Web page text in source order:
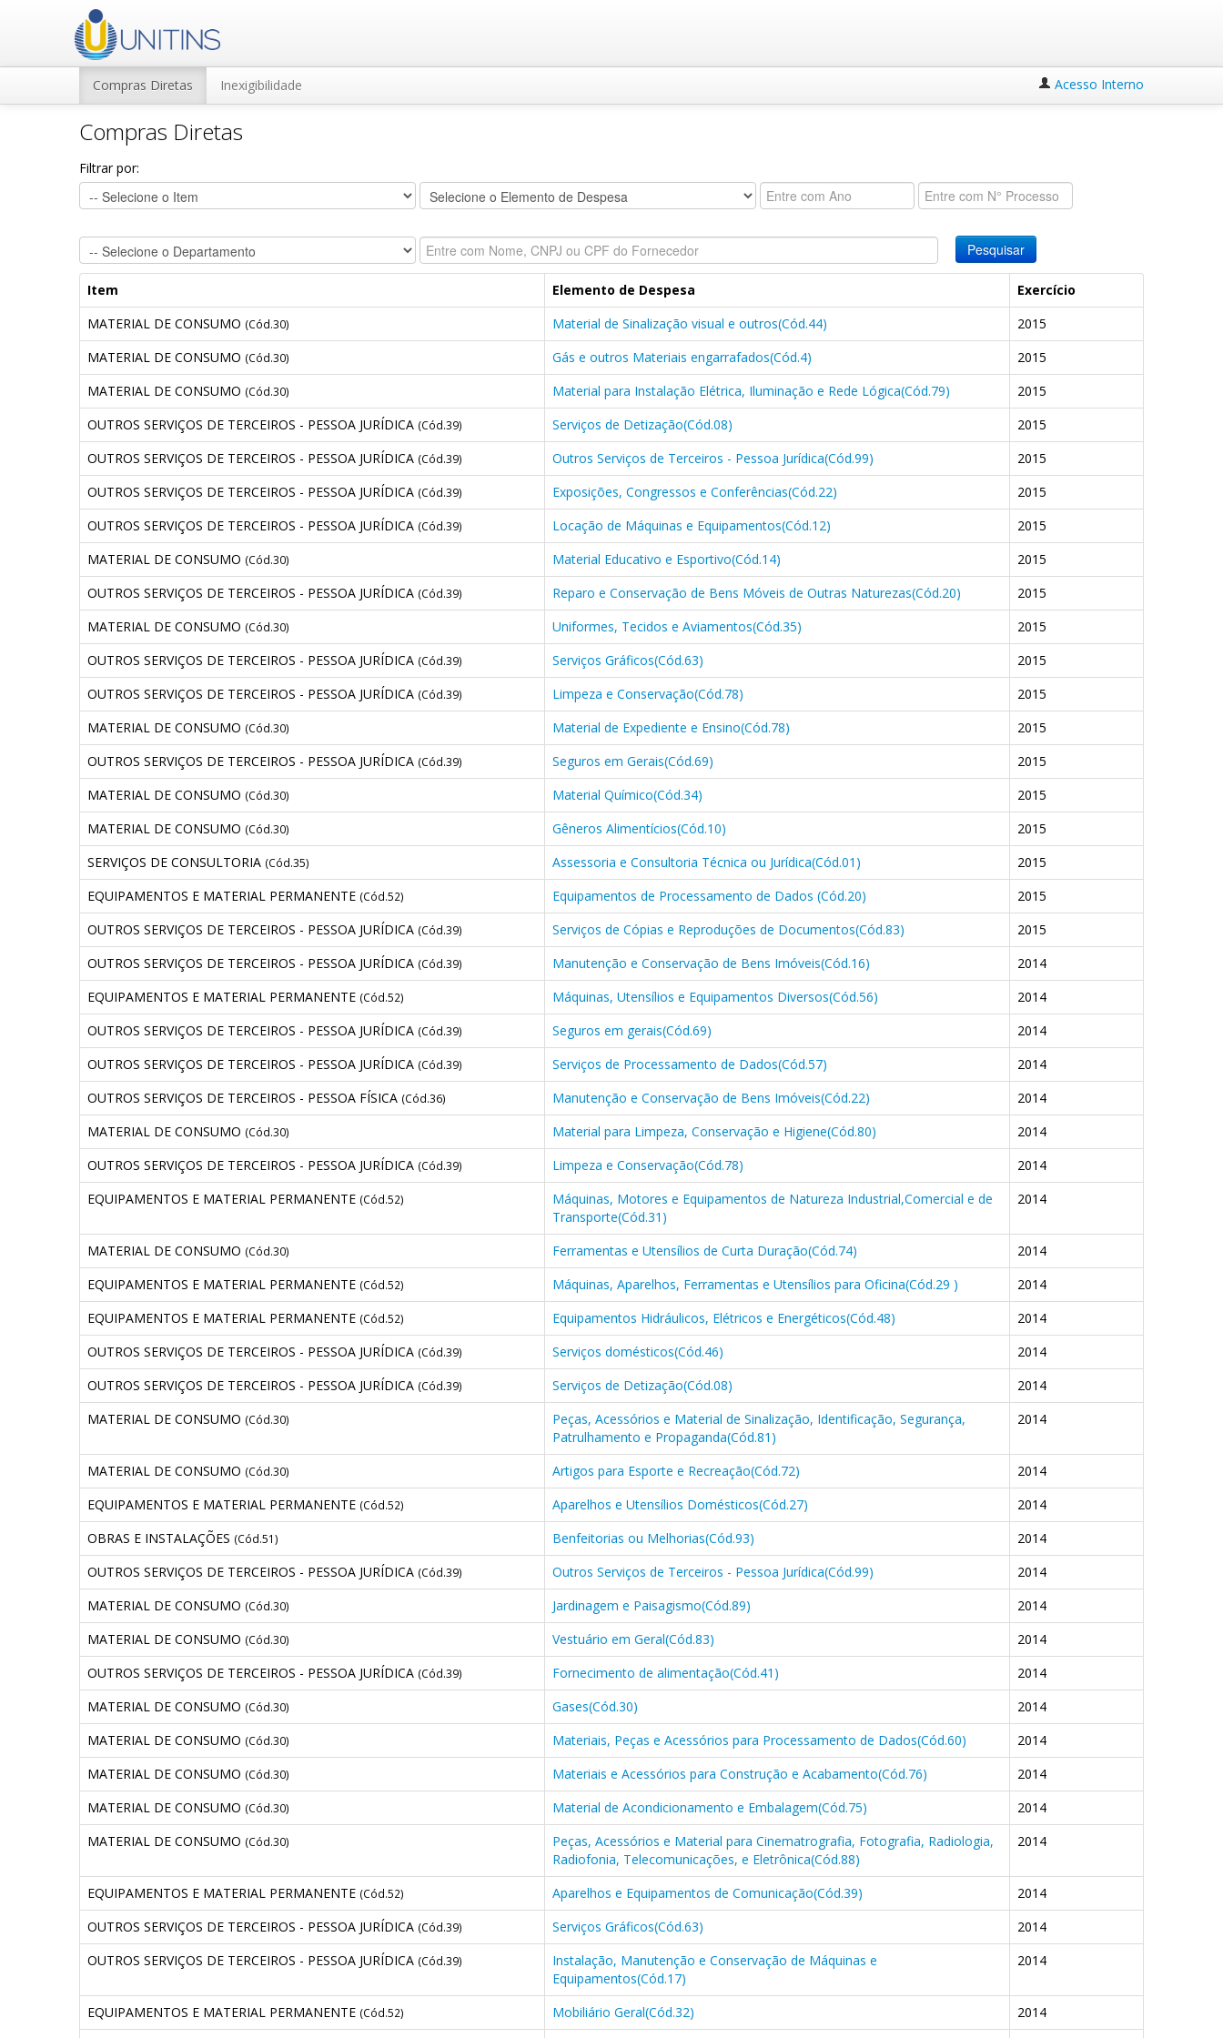
Compras Diretas Inexigibilidade Acesso Interno
Compras Diretas
Filtrar por:
Pesquisar
Item Elemento de Despesa
Exercício
MATERIAL DE CONSUMO (Cód.30) Material de Sinalização visual e outros(Cód.44)
2015
MATERIAL DE CONSUMO (Cód.30) Gás e outros Materiais engarrafados(Cód.4)
2015
MATERIAL DE CONSUMO (Cód.30) Material para Instalação Elétrica, Iluminação e Rede Lógica(Cód.79)
2015
OUTROS SERVIÇOS DE TERCEIROS - PESSOA JURÍDICA (Cód.39) Serviços de Detização(Cód.08)
2015
OUTROS SERVIÇOS DE TERCEIROS - PESSOA JURÍDICA (Cód.39) Outros Serviços de Terceiros - Pessoa Jurídica(Cód.99)
2015
OUTROS SERVIÇOS DE TERCEIROS - PESSOA JURÍDICA (Cód.39) Exposições, Congressos e Conferências(Cód.22)
2015
OUTROS SERVIÇOS DE TERCEIROS - PESSOA JURÍDICA (Cód.39) Locação de Máquinas e Equipamentos(Cód.12)
2015
MATERIAL DE CONSUMO (Cód.30) Material Educativo e Esportivo(Cód.14)
2015
OUTROS SERVIÇOS DE TERCEIROS - PESSOA JURÍDICA (Cód.39) Reparo e Conservação de Bens Móveis de Outras Naturezas(Cód.20)
2015
MATERIAL DE CONSUMO (Cód.30) Uniformes, Tecidos e Aviamentos(Cód.35)
2015
OUTROS SERVIÇOS DE TERCEIROS - PESSOA JURÍDICA (Cód.39) Serviços Gráficos(Cód.63)
2015
OUTROS SERVIÇOS DE TERCEIROS - PESSOA JURÍDICA (Cód.39) Limpeza e Conservação(Cód.78)
2015
MATERIAL DE CONSUMO (Cód.30) Material de Expediente e Ensino(Cód.78)
2015
OUTROS SERVIÇOS DE TERCEIROS - PESSOA JURÍDICA (Cód.39) Seguros em Gerais(Cód.69)
2015
MATERIAL DE CONSUMO (Cód.30) Material Químico(Cód.34)
2015
MATERIAL DE CONSUMO (Cód.30) Gêneros Alimentícios(Cód.10)
2015
SERVIÇOS DE CONSULTORIA (Cód.35) Assessoria e Consultoria Técnica ou Jurídica(Cód.01)
2015
EQUIPAMENTOS E MATERIAL PERMANENTE (Cód.52) Equipamentos de Processamento de Dados (Cód.20)
2015
OUTROS SERVIÇOS DE TERCEIROS - PESSOA JURÍDICA (Cód.39) Serviços de Cópias e Reproduções de Documentos(Cód.83)
2015
OUTROS SERVIÇOS DE TERCEIROS - PESSOA JURÍDICA (Cód.39) Manutenção e Conservação de Bens Imóveis(Cód.16)
2014
EQUIPAMENTOS E MATERIAL PERMANENTE (Cód.52) Máquinas, Utensílios e Equipamentos Diversos(Cód.56)
2014
OUTROS SERVIÇOS DE TERCEIROS - PESSOA JURÍDICA (Cód.39) Seguros em gerais(Cód.69)
2014
OUTROS SERVIÇOS DE TERCEIROS - PESSOA JURÍDICA (Cód.39) Serviços de Processamento de Dados(Cód.57)
2014
OUTROS SERVIÇOS DE TERCEIROS - PESSOA FÍSICA (Cód.36) Manutenção e Conservação de Bens Imóveis(Cód.22)
2014
MATERIAL DE CONSUMO (Cód.30) Material para Limpeza, Conservação e Higiene(Cód.80)
2014
OUTROS SERVIÇOS DE TERCEIROS - PESSOA JURÍDICA (Cód.39) Limpeza e Conservação(Cód.78)
2014
EQUIPAMENTOS E MATERIAL PERMANENTE (Cód.52)
Máquinas, Motores e Equipamentos de Natureza Industrial,Comercial e de
Transporte(Cód.31)
2014
MATERIAL DE CONSUMO (Cód.30) Ferramentas e Utensílios de Curta Duração(Cód.74)
2014
EQUIPAMENTOS E MATERIAL PERMANENTE (Cód.52) Máquinas, Aparelhos, Ferramentas e Utensílios para Oficina(Cód.29 )
2014
EQUIPAMENTOS E MATERIAL PERMANENTE (Cód.52) Equipamentos Hidráulicos, Elétricos e Energéticos(Cód.48)
2014
OUTROS SERVIÇOS DE TERCEIROS - PESSOA JURÍDICA (Cód.39) Serviços domésticos(Cód.46)
2014
OUTROS SERVIÇOS DE TERCEIROS - PESSOA JURÍDICA (Cód.39) Serviços de Detização(Cód.08)
2014
MATERIAL DE CONSUMO (Cód.30)
Peças, Acessórios e Material de Sinalização, Identificação, Segurança,
Patrulhamento e Propaganda(Cód.81)
2014
MATERIAL DE CONSUMO (Cód.30) Artigos para Esporte e Recreação(Cód.72)
2014
EQUIPAMENTOS E MATERIAL PERMANENTE (Cód.52) Aparelhos e Utensílios Domésticos(Cód.27)
2014
OBRAS E INSTALAÇÕES (Cód.51) Benfeitorias ou Melhorias(Cód.93)
2014
OUTROS SERVIÇOS DE TERCEIROS - PESSOA JURÍDICA (Cód.39) Outros Serviços de Terceiros - Pessoa Jurídica(Cód.99)
2014
MATERIAL DE CONSUMO (Cód.30) Jardinagem e Paisagismo(Cód.89)
2014
MATERIAL DE CONSUMO (Cód.30) Vestuário em Geral(Cód.83)
2014
OUTROS SERVIÇOS DE TERCEIROS - PESSOA JURÍDICA (Cód.39) Fornecimento de alimentação(Cód.41)
2014
MATERIAL DE CONSUMO (Cód.30) Gases(Cód.30)
2014
MATERIAL DE CONSUMO (Cód.30) Materiais, Peças e Acessórios para Processamento de Dados(Cód.60)
2014
MATERIAL DE CONSUMO (Cód.30) Materiais e Acessórios para Construção e Acabamento(Cód.76)
2014
MATERIAL DE CONSUMO (Cód.30) Material de Acondicionamento e Embalagem(Cód.75)
2014
MATERIAL DE CONSUMO (Cód.30)
Peças, Acessórios e Material para Cinematrografia, Fotografia, Radiologia,
Radiofonia, Telecomunicações, e Eletrônica(Cód.88)
2014
EQUIPAMENTOS E MATERIAL PERMANENTE (Cód.52) Aparelhos e Equipamentos de Comunicação(Cód.39)
2014
OUTROS SERVIÇOS DE TERCEIROS - PESSOA JURÍDICA (Cód.39) Serviços Gráficos(Cód.63)
2014
OUTROS SERVIÇOS DE TERCEIROS - PESSOA JURÍDICA (Cód.39)
Instalação, Manutenção e Conservação de Máquinas e
Equipamentos(Cód.17)
2014
EQUIPAMENTOS E MATERIAL PERMANENTE (Cód.52) Mobiliário Geral(Cód.32)
2014